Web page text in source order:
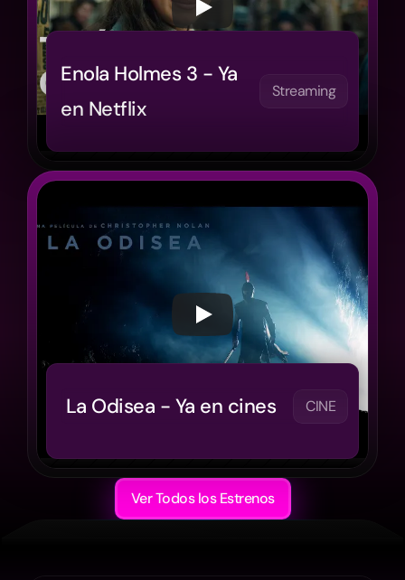
Enola Holmes 3 - Ya
en Netflix
Streaming
La Odisea - Ya en cines CINE
Ver Todos los Estrenos